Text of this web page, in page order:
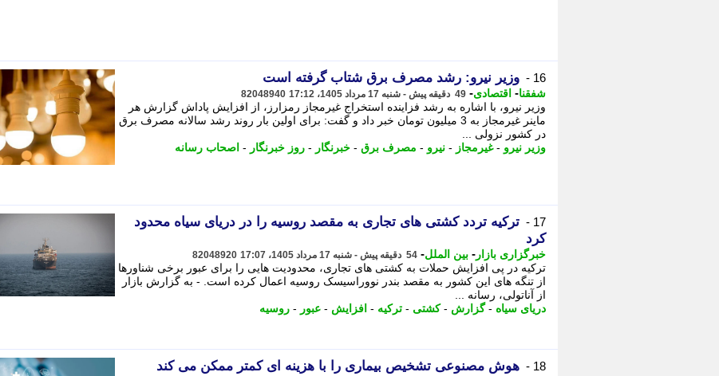
16 - وزیر نیرو: رشد مصرف برق شتاب گرفته است
شفقنا- اقتصادی- 49 دقیقه پیش - شنبه 17 مرداد 1405، 17:12 82048940
وزیر نیرو، با اشاره به رشد فزاینده استخراج غیرمجاز رمزارز، از افزایش پاداش گزارش هر
ماینر غیرمجاز به 3 میلیون تومان خبر داد و گفت: برای اولین بار روند رشد سالانه مصرف برق
در کشور نزولی ...
وزیر نیرو -غیرمجاز - نیرو - مصرف برق - خبرنگار - روز خبرنگار - اصحاب رسانه
17 -
ترکیه تردد کشتی های تجاری به مقصد روسیه را در دریای سیاه محدود
کرد
خبرگزاری بازار - بین الملل- 54 دقیقه پیش - شنبه 17 مرداد 1405، 17:07 82048920
ترکیه در پی افزایش حملات به کشتی های تجاری، محدودیت هایی را برای عبور برخی شناورها
از تنگه های این کشور به مقصد بندر نووراسیسک روسیه اعمال کرده است. - به گزارش بازار
از آناتولی، رسانه ...
دریای سیاه -گزارش -کشتی - ترکیه - افزایش - عبور - روسیه
18 - هوش مصنوعی تشخیص بیماری را با هزینه ای کمتر ممکن می کند